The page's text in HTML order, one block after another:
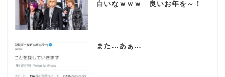
白いなｗｗｗ 良いお年を～！
また…あぁ…